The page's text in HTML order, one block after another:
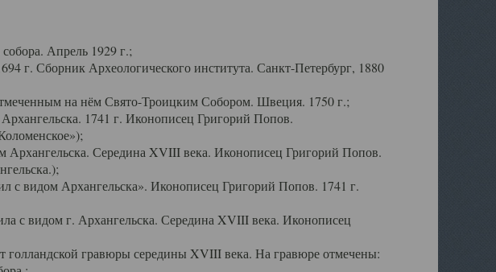
Апрель 1929 г.;
г. Сборник Археологического института. Санкт-Петербург, 1880
на нём Свято-Троицким Собором. Швеция. 1750 г.;
1741 г. Иконописец Григорий Попов.
Середина XVIII века. Иконописец Григорий Попов.
с видом Архангельска». Иконописец Григорий Попов. 1741 г.
с видом г. Архангельска. Середина XVIII века. Иконописец
гравюры середины XVIII века. На гравюре отмечены: